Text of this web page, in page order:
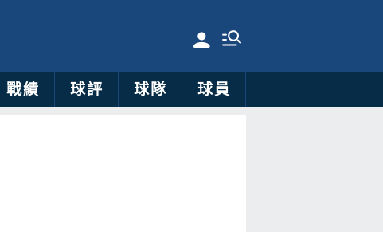
戰績 球評 球隊 球員